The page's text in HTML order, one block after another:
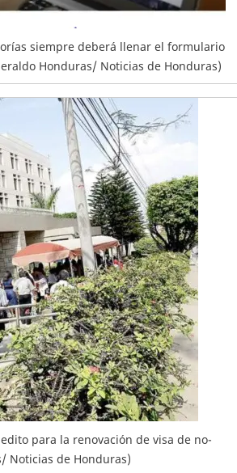
siempre deberá llenar el formulario
Honduras/ Noticias de Honduras)
para la renovación de visa de no-
Noticias de Honduras)